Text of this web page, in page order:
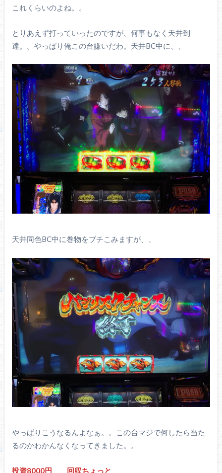
これくらいのよね。。
とりあえず打っていったのですが、何事もなく天井到
達。。やっぱり俺この台嫌いだわ。天井BC中に、、
天井同色BC中に巻物をブチこみますが、、
やっぱりこうなるんよなぁ。。この台マジで何したら当た
るのかわかんなくなってきました。。
投資8000円 回収ちょっと